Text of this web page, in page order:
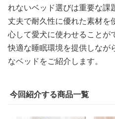
れないベッド選びは重要な課
丈夫で耐久性に優れた素材を
心して愛犬に使わせることが
快適な睡眠環境を提供しなが
なベッドをご紹介します。
今回紹介する商品一覧